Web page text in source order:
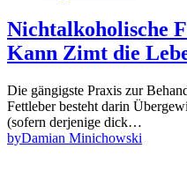
Nichtalkoholische
Kann Zimt die
Die gängigste Praxis zur
Fettleber besteht darin
(sofern derjenige dick…
byDamian Minichowski